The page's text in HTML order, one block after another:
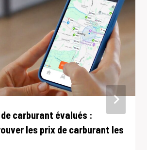
carburant évalués :
les prix de carburant les